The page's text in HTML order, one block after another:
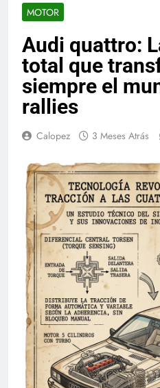
MOTOR
Audi quattro:
total que
siempre el
rallies
Calopez 3 Meses Atrás